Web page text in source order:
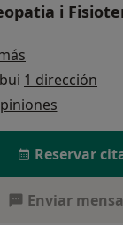
i
1 dirección
Reservar
Enviar